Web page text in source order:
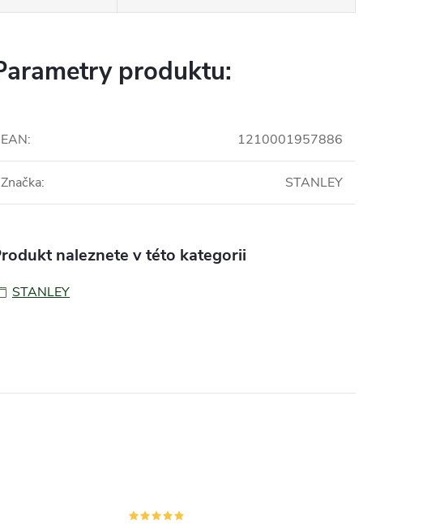
produktu:
EAN: 1210001957886
Značka: STANLEY
naleznete v této kategorii
STANLEY